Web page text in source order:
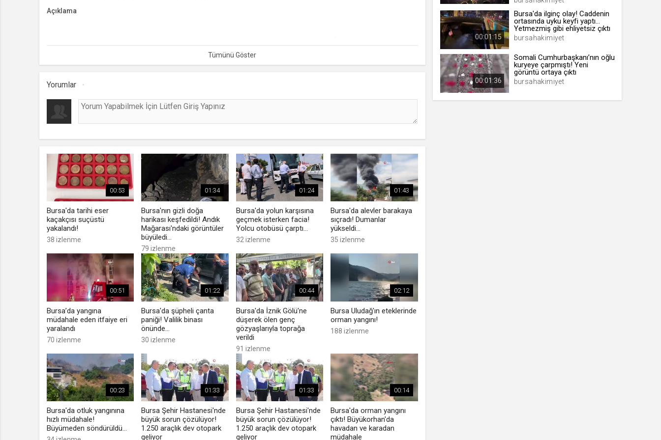
Açıklama
Yorumlar
00:53
Bursa'da tarihi eser
kaçakçısı suçüstü
yakalandı!
38 izlenme
01:34
Bursa'nın gizli doğa
harikası keşfedildi! Andık
Mağarası'ndaki görüntüler
büyüledi...
79 izlenme
01:24
Bursa'da yolun karşısına
geçmek isterken facia!
Yolcu otobüsü çarptı...
32 izlenme
01:43
Bursa'da alevler barakaya
sıçradı! Dumanlar
yükseldi...
35 izlenme
00:51
Bursa’da yangına
müdahale eden itfaiye eri
yaralandı
70 izlenme
01:22
Bursa'da şüpheli çanta
paniği! Valilik binası
önünde...
30 izlenme
00:44
Bursa'da İznik Gölü'ne
düşerek ölen genç
gözyaşlarıyla toprağa
verildi
91 izlenme
02:12
Bursa Uludağ'ın eteklerinde
orman yangını!
188 izlenme
00:23
Bursa'da otluk yangınına
hızlı müdahale!
Büyümeden söndürüldü...
01:33
Bursa Şehir Hastanesi'nde
büyük sorun çözülüyor!
1.250 araçlık dev otopark
geliyor
01:33
Bursa Şehir Hastanesi'nde
büyük sorun çözülüyor!
1.250 araçlık dev otopark
geliyor
00:14
Bursa'da orman yangını
çıktı! Büyükorhan'da
havadan ve karadan
müdahale
00:01:15
Bursa'da ilginç olay! Caddenin
ortasında uyku keyfi yaptı...
Yetmezmiş gibi ehliyetsiz çıktı
bursahakimiyet
00:01:36
Somali Cumhurbaşkanı’nın oğlu
kuryeye çarpmıştı! Yeni
görüntü ortaya çıktı
bursahakimiyet